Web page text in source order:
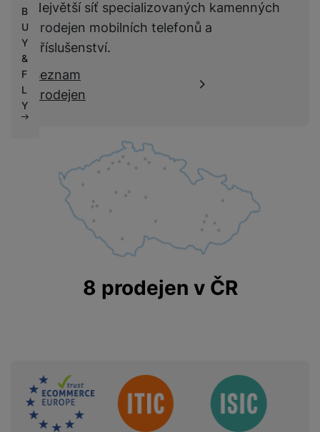
B
U
Y
&
F
L
Y
Největší síť specializovaných kamenných
prodejen mobilních telefonů a
příslušenství.
Seznam
prodejen
8 prodejen v ČR
Sdružení